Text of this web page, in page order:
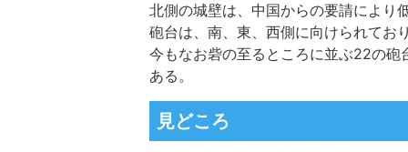
北側の城壁は、中国からの要請により
砲台は、南、東、西側に向けられてお
今もなお砦の至るところに並ぶ22の
ある。
見どころ